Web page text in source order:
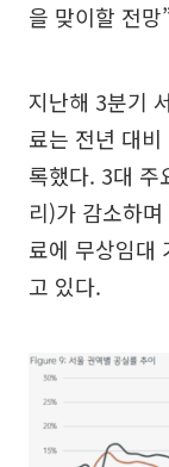
을 맞이할 전
지난해 3분기
료는 전년 대
록했다. 3대 주
리)가 감소하
료에 무상임대
고 있다.